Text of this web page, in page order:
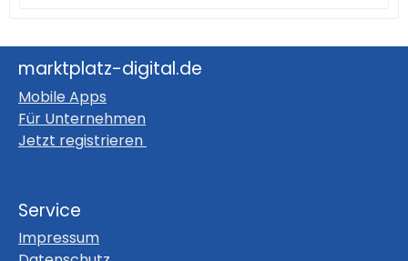
marktplatz-digital.de
Mobile Apps
Für Unternehmen
Jetzt registrieren
Service
Impressum